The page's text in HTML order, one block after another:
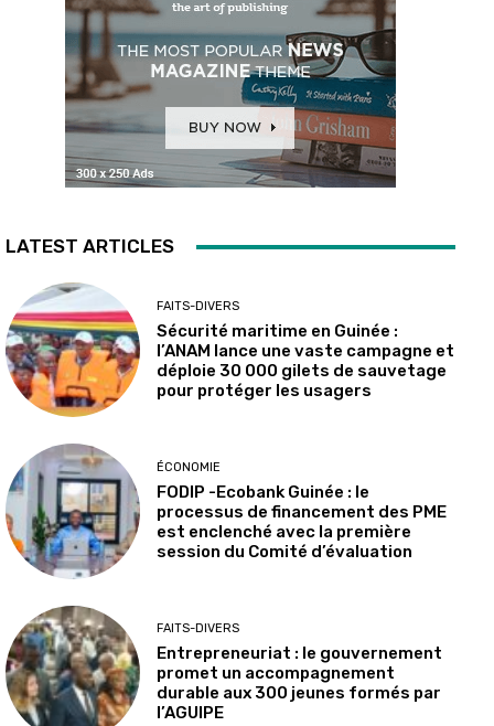
LATEST ARTICLES
FAITS-DIVERS
Sécurité maritime en Guinée :
l’ANAM lance une vaste campagne et
déploie 30 000 gilets de sauvetage
pour protéger les usagers
ÉCONOMIE
FODIP -Ecobank Guinée : le
processus de financement des PME
est enclenché avec la première
session du Comité d’évaluation
FAITS-DIVERS
Entrepreneuriat : le gouvernement
promet un accompagnement
durable aux 300 jeunes formés par
l’AGUIPE